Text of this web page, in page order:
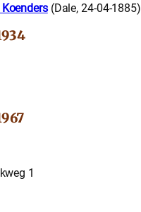
(Dale, 24-04-1885)
1